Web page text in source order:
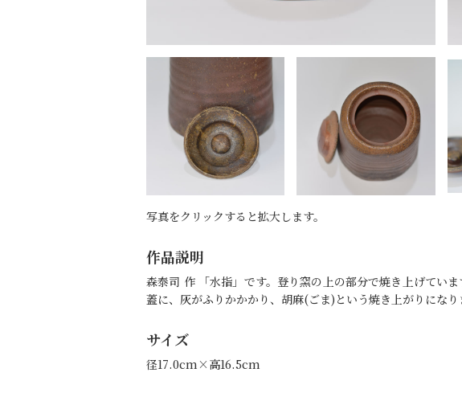
写真をクリックすると拡大します。
作品説明
森泰司 作 「水指」です。登り窯の上の部分で焼き上げてい
蓋に、灰がふりかかかり、胡麻(ごま)という焼き上がりになり
サイズ
径17.0cm×高16.5cm